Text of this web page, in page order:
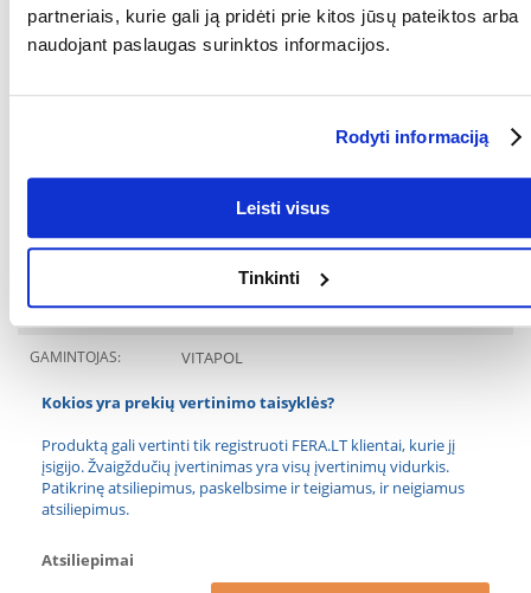
partneriais, kurie gali ją pridėti prie kitos jūsų pateiktos arba
naudojant paslaugas surinktos informacijos.
Rodyti informaciją
Leisti visus
Tinkinti
Analitinės sudedamosios dalys: žali baltymai (Kjeldalio metodas) min.
2,4 %, ne mažiau kaip 0,3 % žalių riebalų, ne daugiau kaip 0,3 % žalios
ląstelienos. 23,5 %, ne daugiau kaip 23,5 % žalių pelenų. 4,75 %, fosforo
drėgmė maks. 12%.
% viso gyvūno per dieną suvartojamo maisto. Užtikrinkite nuolatinį
Parametrai
(KG):
GAMINTOJAS: VITAPOL
Kokios yra prekių vertinimo taisyklės?
Produktą gali vertinti tik registruoti FERA.LT klientai, kurie jį
įsigijo. Žvaigždučių įvertinimas yra visų įvertinimų vidurkis.
Patikrinę atsiliepimus, paskelbsime ir teigiamus, ir neigiamus
atsiliepimus.
Atsiliepimai